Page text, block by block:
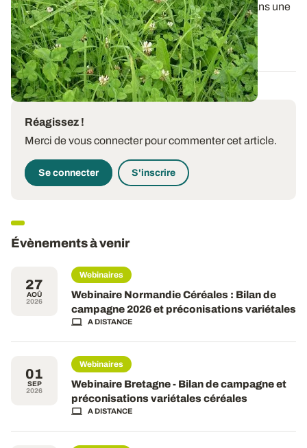
Le choix des espèces et des variétés à implanter dans une
prairie dépend de la pérennité...
07 AOÛT 2019
Réagissez !
Merci de vous connecter pour commenter cet article.
Se connecter S'inscrire
Évènements à venir
27
AOÛ
2026
Webinaires
Webinaire Normandie Céréales : Bilan de
campagne 2026 et préconisations variétales
A DISTANCE
01
SEP
2026
Webinaires
Webinaire Bretagne - Bilan de campagne et
préconisations variétales céréales
A DISTANCE